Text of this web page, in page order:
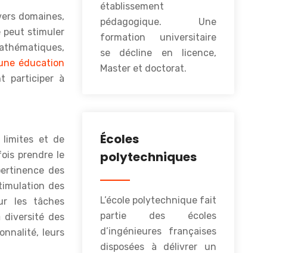
domaines,
peut stimuler
éducation
participer à
limites et de
prendre le
des
des
les tâches
diversité des
leurs
établissement
pédagogique. Une
formation universitaire
se décline en licence,
Master et doctorat.
Écoles
polytechniques
L’école polytechnique fait
partie des écoles
d’ingénieures françaises
disposées à délivrer un